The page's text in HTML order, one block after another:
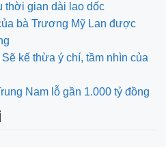
thời gian dài lao dốc
bà Trương Mỹ Lan được
kế thừa ý chí, tầm nhìn của
Nam lỗ gần 1.000 tỷ đồng